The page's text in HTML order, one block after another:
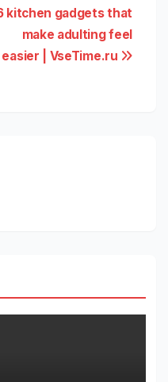
kitchen gadgets that
make adulting feel
easier | VseTime.ru